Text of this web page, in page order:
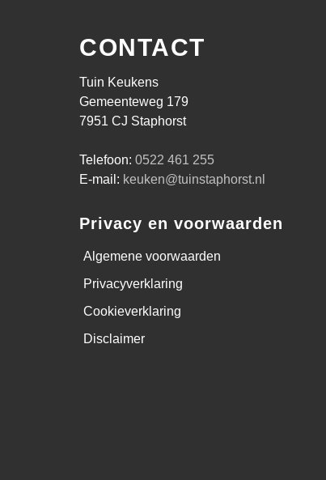
CONTACT
Tuin Keukens
Gemeenteweg 179
7951 CJ Staphorst
Telefoon:0522 461 255
E-mail: keuken@tuinstaphorst.nl
Privacy en voorwaarden
Algemene voorwaarden
Privacyverklaring
Cookieverklaring
Disclaimer